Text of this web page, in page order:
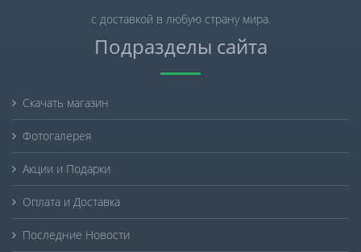
с доставкой в любую страну мира.
Подразделы сайта
Скачать магазин
Фотогалерея
Акции и Подарки
Оплата и Доставка
Последние Новости